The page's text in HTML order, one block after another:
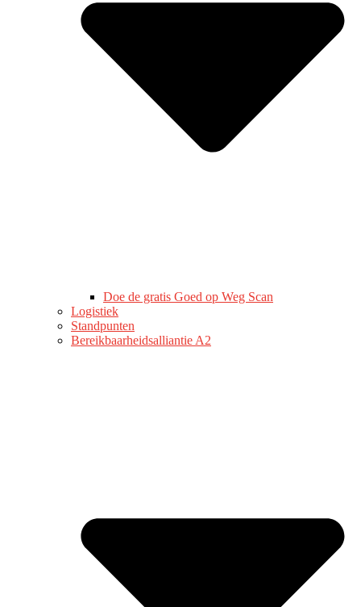
Doe de gratis Goed op Weg Scan
Logistiek
Standpunten
Bereikbaarheidsalliantie A2